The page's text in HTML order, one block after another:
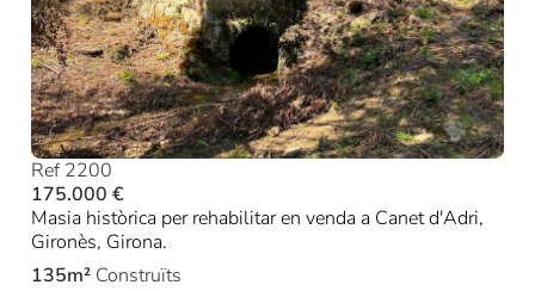
Ref 2200
175.000 €
Masia històrica per rehabilitar en venda a Canet d'Adri,
Gironès, Girona.
135m² Construïts